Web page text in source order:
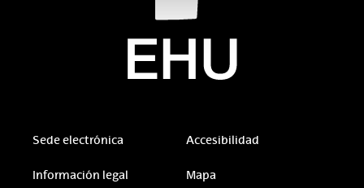
Sede electrónica Accesibilidad
Información legal Mapa